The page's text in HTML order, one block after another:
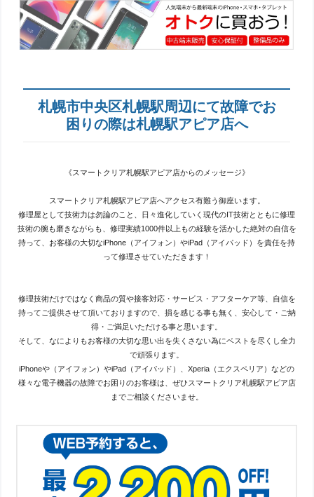
札幌市中央区札幌駅周辺にて故障でお
困りの際は札幌駅アピア店へ
《スマートクリア札幌駅アピア店からのメッセージ》
スマートクリア札幌駅アピア店へアクセス有難う御座います。
修理屋として技術力は勿論のこと、日々進化していく現代のIT技術とともに修理
技術の腕も磨きながらも、修理実績1000件以上もの経験を活かした絶対の自信を
持って、お客様の大切なiPhone（アイフォン）やiPad（アイパッド）を責任を持
って修理させていただきます！
修理技術だけではなく商品の質や接客対応・サービス・アフターケア等、自信を
持ってご提供させて頂いておりますので、損を感じる事も無く、安心して・ご納
得・ご満足いただける事と思います。
そして、なによりもお客様の大切な思い出を失くさない為にベストを尽くし全力
で頑張ります。
iPhoneや（アイフォン）やiPad（アイパッド）、Xperia（エクスペリア）などの
様々な電子機器の故障でお困りのお客様は、ぜひスマートクリア札幌駅アピア店
までご相談くださいませ。